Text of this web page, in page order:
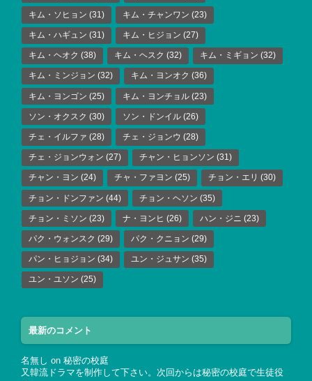
キム・ソヒョン (31) キム・チャンワン (23)
キム・ハギュン (31) キム・ヒジョン (27)
キム・ヘオク (38) キム・ヘスク (32) キム・ミギョン (32)
キム・ミンジョン (32) キム・ヨンオク (36)
キム・ヨンゴン (25) キム・ヨンチョル (23)
ソン・オクスク (30) ソン・ドンイル (26)
チェ・イルファ (28) チェ・ジョンウ (28)
チェ・ジョンウォン (27) チャン・ヒョンソン (31)
チャン・ヨン (24) チャ・ファヨン (25) チョン・エリ (30)
チョン・ドンファン (44) チョン・ヘソン (35)
チョン・ミソン (23) ナ・ヨンヒ (26) ハン・ジニ (23)
パク・ウォンスク (29) パク・クニョン (29)
パン・ヒョジョン (34) ユン・ジュサン (35)
ユン・ユソン (25)
最新のコメント
名無し on 秘密の校庭
又韓流ドラマを制作して下さい。次回からは秘密の校庭で生徒役